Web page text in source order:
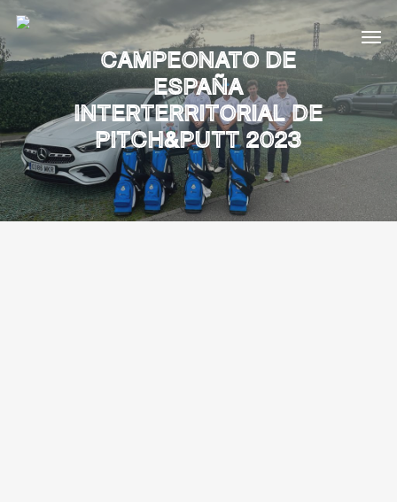
CAMPEONATO DE
ESPAÑA
INTERTERRITORIAL DE
PITCH&PUTT 2023